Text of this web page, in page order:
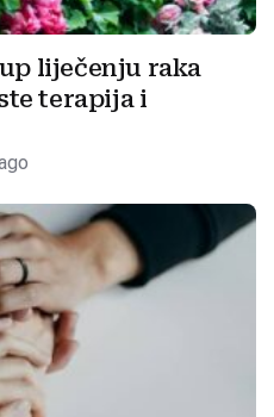
liječenju raka
terapija i